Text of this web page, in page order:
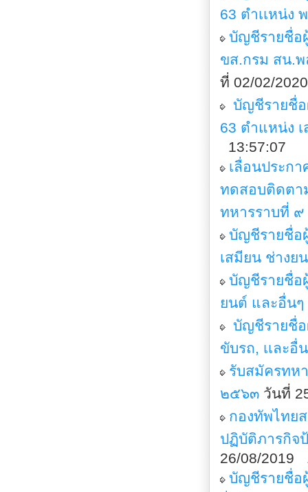
63 ตำเเหน่ง
บัญชีรายชื่อ
ขส.กรม สน.
ที่ 02/02/
บัญชีรายชื่อ
63 ตำแหน่ง
13:57:07
เลื่อนประก
ทดสอบติดตา
ทหารราบที่ ๙
บัญชีรายชื่อ
เสมียน ช่างย
บัญชีรายชื่อ
ยนต์ และอื่นๆ
บัญชีรายชื่อ
ขับรถ, เเละอื่
รับสมัครทห
๒๕๖๓ วันที่
กองทัพไทย
ปฏิบัติภารกิจ
26/08/2019
บัญชีรายชื่อ